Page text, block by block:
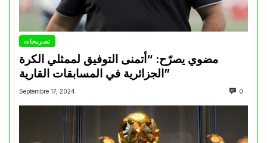
تصريحات
مضوي يصرّح: “أتمنى التوفيق لممثلي الكرة
الجزائرية في المسابقات القارية”
Septembre 17, 2024 0